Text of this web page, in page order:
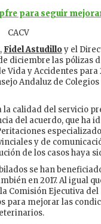
para seguir
CACV
Fidel Astudilloy el
diciembre las pólizas
Vida y Accidentes
Andaluz de
calidad del servicio
del acuerdo, que ha
y de
de los casos haya
se han
en 2017. Al igual
Comisión Ejecutiva
para mejorar las